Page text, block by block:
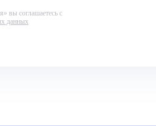
вы соглашаетесь с
данных